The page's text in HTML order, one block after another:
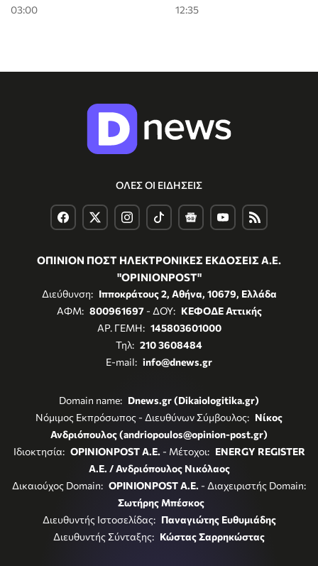
03:00
12:35
ΟΛΕΣ ΟΙ ΕΙΔΗΣΕΙΣ
ΟΠΙΝΙΟΝ ΠΟΣΤ ΗΛΕΚΤΡΟΝΙΚΕΣ ΕΚΔΟΣΕΙΣ Α.Ε.
"OPINIONPOST"
Διεύθυνση: Ιπποκράτους 2, Αθήνα, 10679, Ελλάδα
ΑΦΜ: 800961697- ΔΟΥ: ΚΕΦΟΔΕ Αττικής
ΑΡ. ΓΕΜΗ: 145803601000
Τηλ: 210 3608484
E-mail: info@dnews.gr
Domain name: Dnews.gr (Dikaiologitika.gr)
Νόμιμος Εκπρόσωπος - Διευθύνων Σύμβουλος: Νίκος
Ανδριόπουλος (andriopoulos@opinion-post.gr)
Ιδιοκτησία: OPINIONPOST A.E. - Μέτοχοι: ENERGY REGISTER
Α.Ε. / Ανδριόπουλος Νικόλαος
Δικαιούχος Domain: OPINIONPOST A.E. - Διαχειριστής Domain:
Σωτήρης Μπέσκος
Διευθυντής Ιστοσελίδας: Παναγιώτης Ευθυμιάδης
Διευθυντής Σύνταξης: Κώστας Σαρρηκώστας